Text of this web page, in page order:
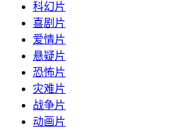
科幻片
喜剧片
爱情片
悬疑片
恐怖片
灾难片
战争片
动画片